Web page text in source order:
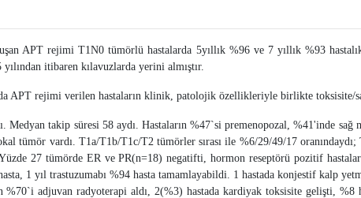
APT rejimi T1N0 tümörlü hastalarda 5yıllık %96 ve 7 yıllık %93
itibaren kılavuzlarda yerini almıştır.
APT rejimi verilen hastaların klinik, patolojik özellikleriyle birlikte toksisite/
Medyan takip süresi 58 aydı. Hastaların %47`si premenopozal, %41'inde
vardı. T1a/T1b/T1c/T2 tümörler sırası ile %6/29/49/17 oranındaydı;
27 tümörde ER ve PR(n=18) negatifti, hormon reseptörü pozitif
1 yıl trastuzumabı %94 hasta tamamlayabildi. 1 hastada konjestif kalp
%70`i adjuvan radyoterapi aldı, 2(%3) hastada kardiyak toksisite gelişti,